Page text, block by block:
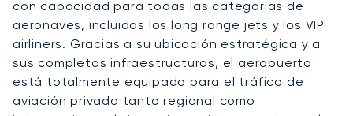
con capacidad para todas las categorías de
aeronaves, incluidos los long range jets y los VIP
airliners. Gracias a su ubicación estratégica y a
sus completas infraestructuras, el aeropuerto
está totalmente equipado para el tráfico de
aviación privada tanto regional como